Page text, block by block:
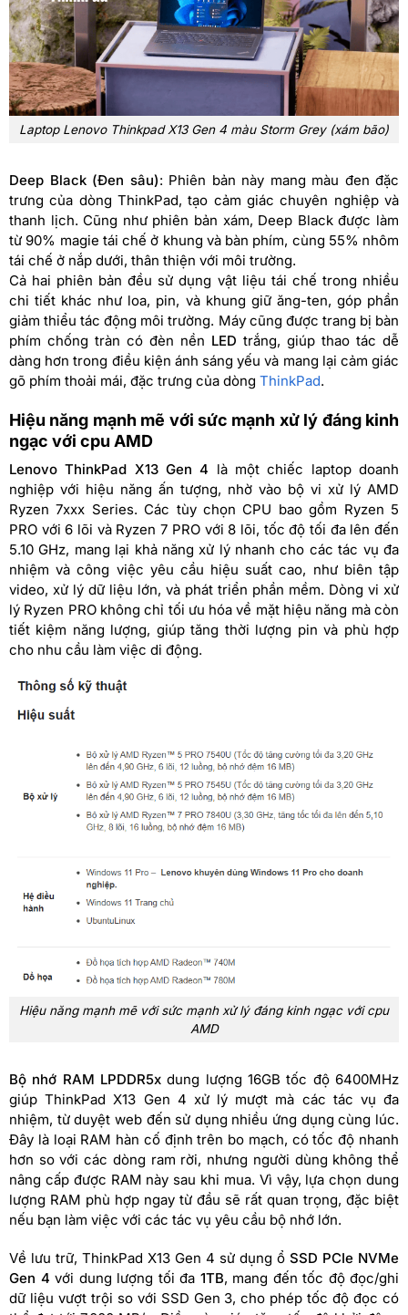
Laptop Lenovo Thinkpad X13 Gen 4 màu Storm Grey (xám bão)
Deep Black (Đen sâu): Phiên bản này mang màu đen đặc
trưng của dòng ThinkPad, tạo cảm giác chuyên nghiệp và
thanh lịch. Cũng như phiên bản xám, Deep Black được làm
từ 90% magie tái chế ở khung và bàn phím, cùng 55% nhôm
tái chế ở nắp dưới, thân thiện với môi trường.
Cả hai phiên bản đều sử dụng vật liệu tái chế trong nhiều
chi tiết khác như loa, pin, và khung giữ ăng-ten, góp phần
giảm thiểu tác động môi trường. Máy cũng được trang bị bàn
phím chống tràn có đèn nền LED trắng, giúp thao tác dễ
dàng hơn trong điều kiện ánh sáng yếu và mang lại cảm giác
gõ phím thoải mái, đặc trưng của dòng ThinkPad.
Hiệu năng mạnh mẽ với sức mạnh xử lý đáng kinh
ngạc với cpu AMD
Lenovo ThinkPad X13 Gen 4 là một chiếc laptop doanh
nghiệp với hiệu năng ấn tượng, nhờ vào bộ vi xử lý AMD
Ryzen 7xxx Series. Các tùy chọn CPU bao gồm Ryzen 5
PRO với 6 lõi và Ryzen 7 PRO với 8 lõi, tốc độ tối đa lên đến
5.10 GHz, mang lại khả năng xử lý nhanh cho các tác vụ đa
nhiệm và công việc yêu cầu hiệu suất cao, như biên tập
video, xử lý dữ liệu lớn, và phát triển phần mềm. Dòng vi xử
lý Ryzen PRO không chỉ tối ưu hóa về mặt hiệu năng mà còn
tiết kiệm năng lượng, giúp tăng thời lượng pin và phù hợp
cho nhu cầu làm việc di động.
Hiệu năng mạnh mẽ với sức mạnh xử lý đáng kinh ngạc với cpu
AMD
Bộ nhớ RAM LPDDR5x dung lượng 16GB tốc độ 6400MHz
giúp ThinkPad X13 Gen 4 xử lý mượt mà các tác vụ đa
nhiệm, từ duyệt web đến sử dụng nhiều ứng dụng cùng lúc.
Đây là loại RAM hàn cố định trên bo mạch, có tốc độ nhanh
hơn so với các dòng ram rời, nhưng người dùng không thể
nâng cấp được RAM này sau khi mua. Vì vậy, lựa chọn dung
lượng RAM phù hợp ngay từ đầu sẽ rất quan trọng, đặc biệt
nếu bạn làm việc với các tác vụ yêu cầu bộ nhớ lớn.
Về lưu trữ, ThinkPad X13 Gen 4 sử dụng ổ SSD PCIe NVMe
Gen 4 với dung lượng tối đa 1TB, mang đến tốc độ đọc/ghi
dữ liệu vượt trội so với SSD Gen 3, cho phép tốc độ đọc có